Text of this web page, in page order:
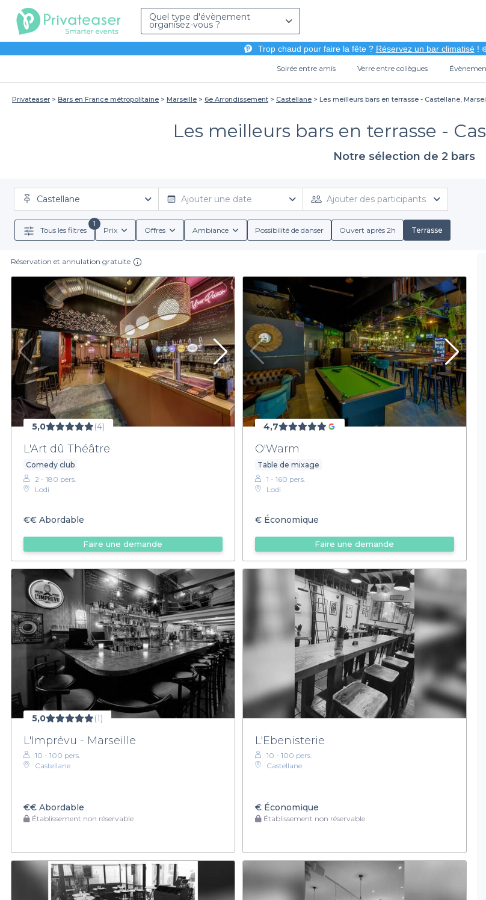
Quel type d'évènement
organisez-vous ?
Trop chaud pour faire la fête ? Réservez un bar climatisé!
Soirée entre amis Verre entre collègues
Privateaser Bars en France métropolitaine Marseille 6e Arrondissement Castellane Les meilleurs bars en terrasse - Castellane,
Les meilleurs bars en terrasse -
Notre sélection de 2 bars
Castellane Ajouter une date Ajouter des participants
Tous les filtres
1
Prix Offres Ambiance Possibilité de danser Ouvert après 2h Terrasse
Réservation et annulation gratuite
5,0 (4)
L'Art dû Théâtre
Comedy club
2 - 180 pers.
Lodi
€€ Abordable
Faire une demande
4,7
O'Warm
Table de mixage
1 - 160 pers.
Lodi
€Économique
Faire une demande
5,0 (1)
L'Imprévu - Marseille
10 - 100 pers.
Castellane
€€ Abordable
Établissement non réservable
L'Ebenisterie
10 - 100 pers.
Castellane
€Économique
Établissement non réservable